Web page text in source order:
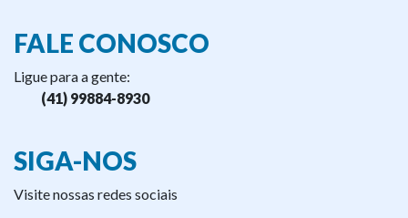
FALE CONOSCO
Ligue para a gente:
(41) 99884-8930
SIGA-NOS
Visite nossas redes sociais